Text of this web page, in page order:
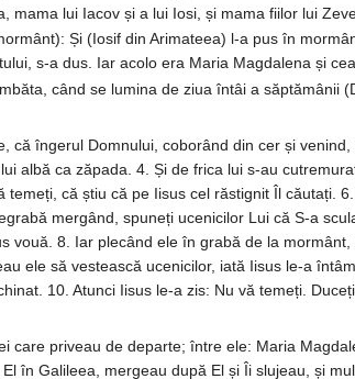
mama lui Iacov și a lui Iosi, și mama fiilor lui
Și (Iosif din Arimateea) l-a pus în
s-a dus. Iar acolo era Maria Magdalena și
când se lumina de ziua întâi a săptămânii
că îngerul Domnului, coborând din cer și
albă ca zăpada. 4. Și de frica lui s-au
temeți, că știu că pe Iisus cel răstignit Îl căutați.
mergând, spuneți ucenicilor Lui că S-a
vouă. 8. Iar plecând ele în grabă de la
ele să vestească ucenicilor, iată Iisus le-a
10. Atunci Iisus le-a zis: Nu vă temeți.
care priveau de departe; între ele: Maria
în Galileea, mergeau după El și Îi slujeau, și